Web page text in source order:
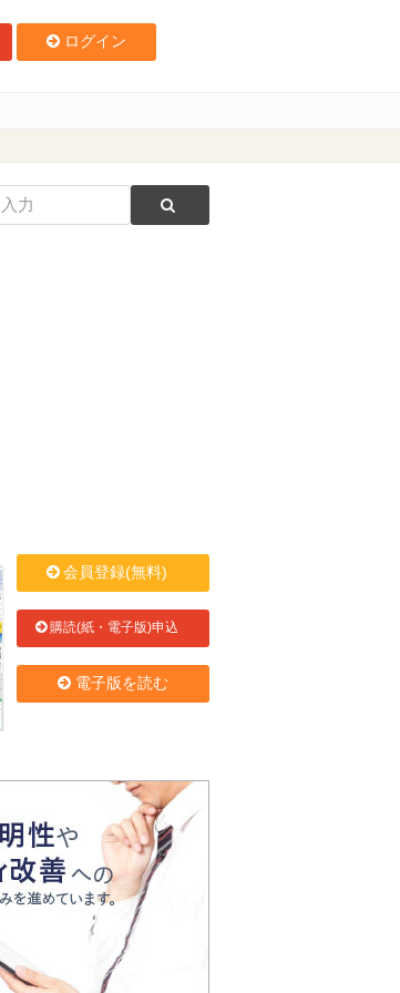
ログイン
会員登録(無料)
購読(紙・電子版)申込
電子版を読む